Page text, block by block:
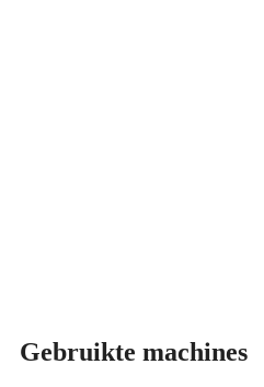
Gebruikte machines